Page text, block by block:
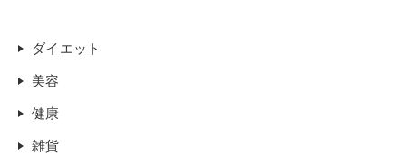
ダイエット
美容
健康
雑貨